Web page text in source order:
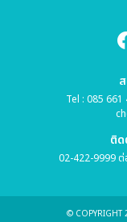
Tel : 085 661
ติด
02-422-9999 ต่
© COPYRIGHT